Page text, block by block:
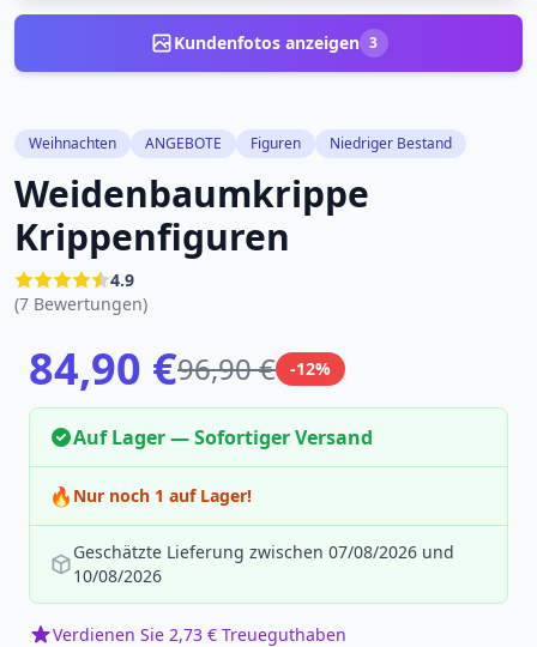
Kundenfotos anzeigen 3
Weihnachten ANGEBOTE Figuren Niedriger Bestand
Weidenbaumkrippe
Krippenfiguren
4.9
(7 Bewertungen)
84,90 €96,90 € -12%
Auf Lager — Sofortiger Versand
🔥 Nur noch 1 auf Lager!
Geschätzte Lieferung zwischen 07/08/2026 und
10/08/2026
Verdienen Sie 2,73 € Treueguthaben